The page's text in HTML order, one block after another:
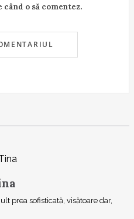
o să comentez.
prea sofisticată, visătoare dar,